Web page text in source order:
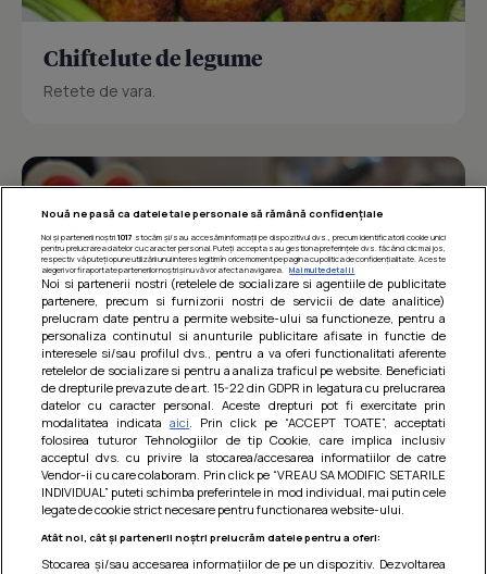
Chiftelute de legume
Retete de vara.
Barcute din vinete cu arpagic rosu
Un deliciu usor de preparat!
Nouă ne pasă ca datele tale personale să rămână confidențiale
Noi și partenerii noștri 1017 stocăm și/sau accesăm informații pe dispozitivul dvs., precum identificatorii cookie unici
pentru prelucrarea datelor cu caracter personal. Puteți accepta sau gestiona preferințele dvs. făcând clic mai jos,
respectiv vă puteți opune utilizării unui interes legitim în orice moment pe pagina cu politica de confidențialitate. Aceste
alegeri vor fi raportate partenerilor noștri și nu vă vor afecta navigarea.
Mai multe detalii
Noi si partenerii nostri (retelele de socializare si agentiile de publicitate
partenere, precum si furnizorii nostri de servicii de date analitice)
prelucram date pentru a permite website-ului sa functioneze, pentru a
personaliza continutul si anunturile publicitare afisate in functie de
interesele si/sau profilul dvs., pentru a va oferi functionalitati aferente
retelelor de socializare si pentru a analiza traficul pe website. Beneficiati
de drepturile prevazute de art. 15-22 din GDPR in legatura cu prelucrarea
datelor cu caracter personal. Aceste drepturi pot fi exercitate prin
modalitatea indicataaici . Prin click pe “ACCEPT TOATE”, acceptati
folosirea tuturor Tehnologiilor de tip Cookie, care implica inclusiv
acceptul dvs. cu privire la stocarea/accesarea informatiilor de catre
Vendor-ii cu care colaboram. Prin click pe “VREAU SA MODIFIC SETARILE
INDIVIDUAL” puteti schimba preferintele in mod individual, mai putin cele
legate de cookie strict necesare pentru functionarea website-ului.
Atât noi, cât și partenerii noștri prelucrăm datele pentru a oferi:
Stocarea și/sau accesarea informațiilor de pe un dispozitiv. Dezvoltarea